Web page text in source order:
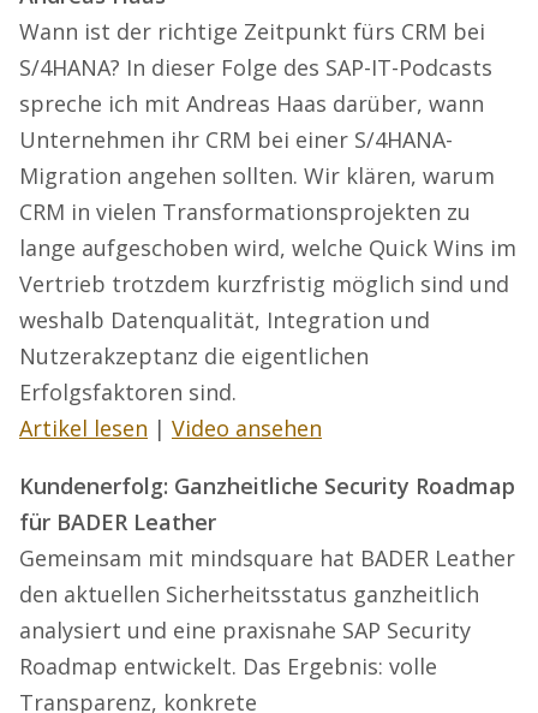
Wann ist der richtige Zeitpunkt fürs CRM bei
S/4HANA? In dieser Folge des SAP-IT-Podcasts
spreche ich mit Andreas Haas darüber, wann
Unternehmen ihr CRM bei einer S/4HANA-
Migration angehen sollten. Wir klären, warum
CRM in vielen Transformationsprojekten zu
lange aufgeschoben wird, welche Quick Wins im
Vertrieb trotzdem kurzfristig möglich sind und
weshalb Datenqualität, Integration und
Nutzerakzeptanz die eigentlichen
Erfolgsfaktoren sind.
Artikel lesen | Video ansehen
Kundenerfolg: Ganzheitliche Security Roadmap
für BADER Leather
Gemeinsam mit mindsquare hat BADER Leather
den aktuellen Sicherheitsstatus ganzheitlich
analysiert und eine praxisnahe SAP Security
Roadmap entwickelt. Das Ergebnis: volle
Transparenz, konkrete